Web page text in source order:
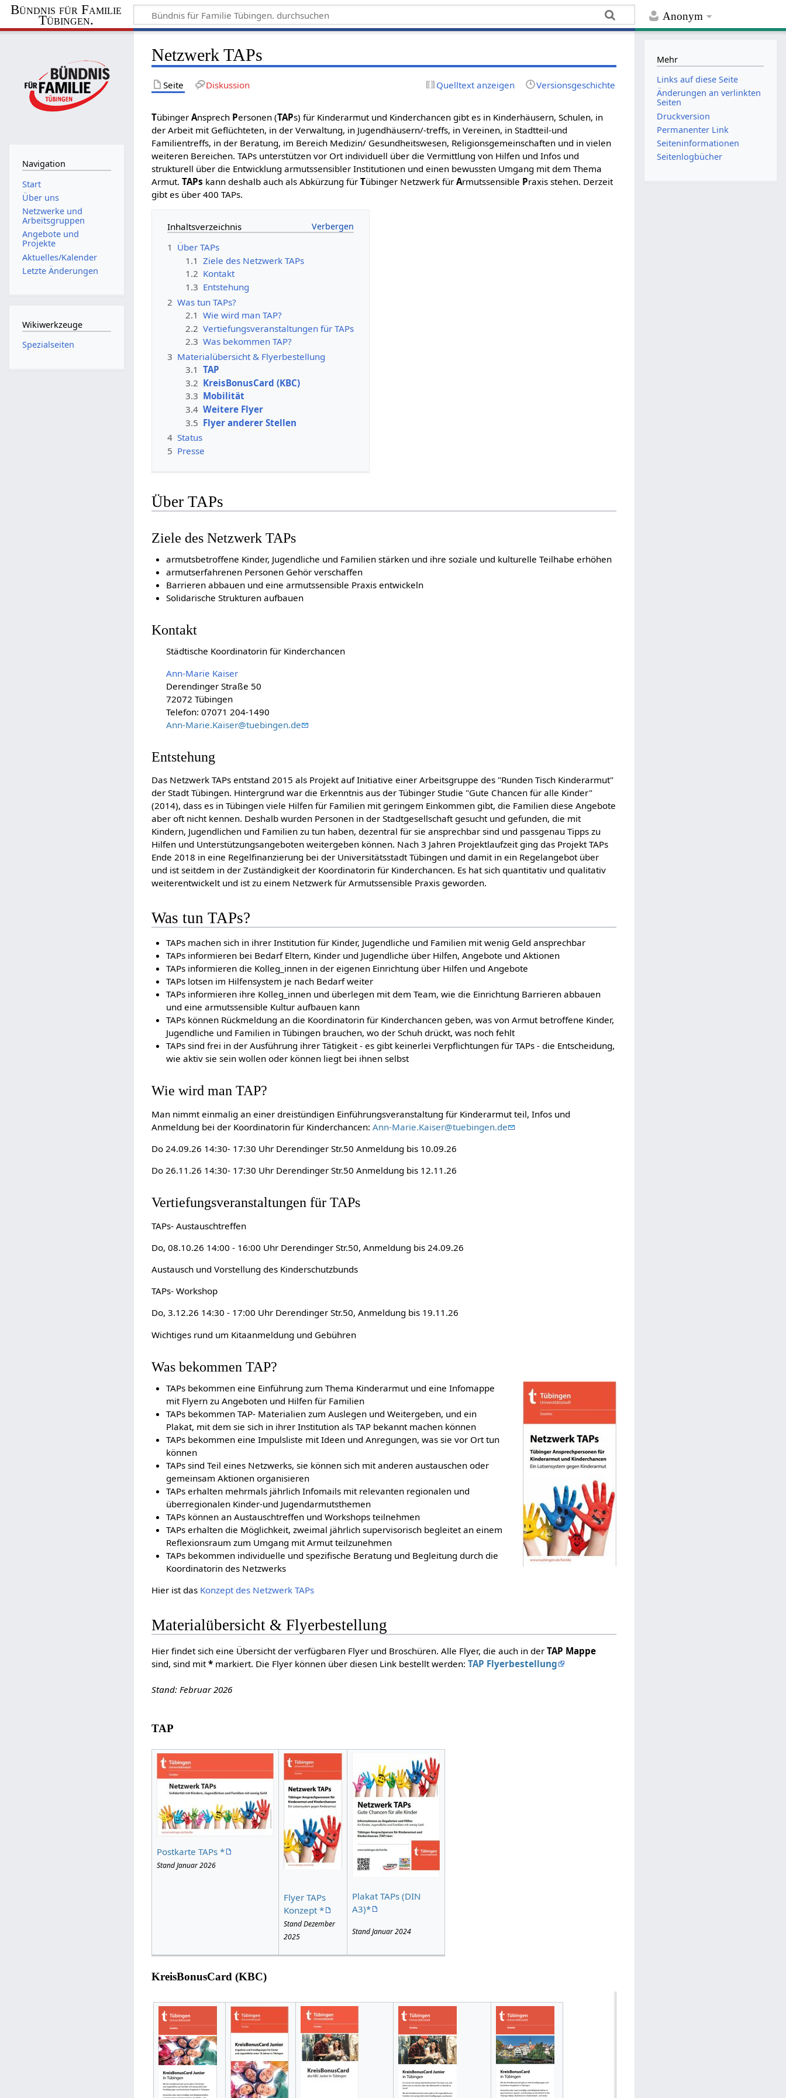
Anonym
Bündnis für Familie
Tübingen.
Netzwerk TAPs
Seite Diskussion Quelltext anzeigen Versionsgeschichte
TübingerAnsprech Personen (TAPs) für Kinderarmut und Kinderchancen gibt es in Kinderhäusern, Schulen, in
der Arbeit mit Geflüchteten, in der Verwaltung, in Jugendhäusern/-treffs, in Vereinen, in Stadtteil-und
Familientreffs, in der Beratung, im Bereich Medizin/ Gesundheitswesen, Religionsgemeinschaften und in vielen
weiteren Bereichen. TAPs unterstützen vor Ort individuell über die Vermittlung von Hilfen und Infos und
strukturell über die Entwicklung armutssensibler Institutionen und einen bewussten Umgang mit dem Thema
Armut.TAPs kann deshalb auch als Abkürzung fürTübinger Netzwerk fürArmutssensible Praxis stehen. Derzeit
gibt es über 400 TAPs.
Inhaltsverzeichnis
1 Über TAPs
1.1 Ziele des Netzwerk TAPs
1.2 Kontakt
1.3 Entstehung
2 Was tun TAPs?
2.1 Wie wird man TAP?
2.2 Vertiefungsveranstaltungen für TAPs
2.3 Was bekommen TAP?
3 Materialübersicht & Flyerbestellung
3.1 TAP
3.2 KreisBonusCard (KBC)
3.3 Mobilität
3.4 Weitere Flyer
3.5 Flyer anderer Stellen
4 Status
5 Presse
Über TAPs
Ziele des Netzwerk TAPs
armutsbetroffene Kinder, Jugendliche und Familien stärken und ihre soziale und kulturelle Teilhabe erhöhen
armutserfahrenen Personen Gehör verschaffen
Barrieren abbauen und eine armutssensible Praxis entwickeln
Solidarische Strukturen aufbauen
Kontakt
Städtische Koordinatorin für Kinderchancen
Ann-Marie Kaiser
Derendinger Straße 50
72072 Tübingen
Telefon: 07071 204-1490
Ann-Marie.Kaiser@tuebingen.de
Entstehung
Das Netzwerk TAPs entstand 2015 als Projekt auf Initiative einer Arbeitsgruppe des "Runden Tisch Kinderarmut"
der Stadt Tübingen. Hintergrund war die Erkenntnis aus der Tübinger Studie "Gute Chancen für alle Kinder"
(2014), dass es in Tübingen viele Hilfen für Familien mit geringem Einkommen gibt, die Familien diese Angebote
aber oft nicht kennen. Deshalb wurden Personen in der Stadtgesellschaft gesucht und gefunden, die mit
Kindern, Jugendlichen und Familien zu tun haben, dezentral für sie ansprechbar sind und passgenau Tipps zu
Hilfen und Unterstützungsangeboten weitergeben können. Nach 3 Jahren Projektlaufzeit ging das Projekt TAPs
Ende 2018 in eine Regelfinanzierung bei der Universitätsstadt Tübingen und damit in ein Regelangebot über
und ist seitdem in der Zuständigkeit der Koordinatorin für Kinderchancen. Es hat sich quantitativ und qualitativ
weiterentwickelt und ist zu einem Netzwerk für Armutssensible Praxis geworden.
Was tun TAPs?
TAPs machen sich in ihrer Institution für Kinder, Jugendliche und Familien mit wenig Geld ansprechbar
TAPs informieren bei Bedarf Eltern, Kinder und Jugendliche über Hilfen, Angebote und Aktionen
TAPs informieren die Kolleg_innen in der eigenen Einrichtung über Hilfen und Angebote
TAPs lotsen im Hilfensystem je nach Bedarf weiter
TAPs informieren ihre Kolleg_innen und überlegen mit dem Team, wie die Einrichtung Barrieren abbauen
und eine armutssensible Kultur aufbauen kann
TAPs können Rückmeldung an die Koordinatorin für Kinderchancen geben, was von Armut betroffene Kinder,
Jugendliche und Familien in Tübingen brauchen, wo der Schuh drückt, was noch fehlt
TAPs sind frei in der Ausführung ihrer Tätigkeit - es gibt keinerlei Verpflichtungen für TAPs - die Entscheidung,
wie aktiv sie sein wollen oder können liegt bei ihnen selbst
Wie wird man TAP?
Man nimmt einmalig an einer dreistündigen Einführungsveranstaltung für Kinderarmut teil, Infos und
Anmeldung bei der Koordinatorin für Kinderchancen:Ann-Marie.Kaiser@tuebingen.de
Do 24.09.26 14:30- 17:30 Uhr Derendinger Str.50 Anmeldung bis 10.09.26
Do 26.11.26 14:30- 17:30 Uhr Derendinger Str.50 Anmeldung bis 12.11.26
Vertiefungsveranstaltungen für TAPs
TAPs- Austauschtreffen
Do, 08.10.26 14:00 - 16:00 Uhr Derendinger Str.50, Anmeldung bis 24.09.26
Austausch und Vorstellung des Kinderschutzbunds
TAPs- Workshop
Do, 3.12.26 14:30 - 17:00 Uhr Derendinger Str.50, Anmeldung bis 19.11.26
Wichtiges rund um Kitaanmeldung und Gebühren
Was bekommen TAP?
TAPs bekommen eine Einführung zum Thema Kinderarmut und eine Infomappe
mit Flyern zu Angeboten und Hilfen für Familien
TAPs bekommen TAP- Materialien zum Auslegen und Weitergeben, und ein
Plakat, mit dem sie sich in ihrer Institution als TAP bekannt machen können
TAPs bekommen eine Impulsliste mit Ideen und Anregungen, was sie vor Ort tun
können
TAPs sind Teil eines Netzwerks, sie können sich mit anderen austauschen oder
gemeinsam Aktionen organisieren
TAPs erhalten mehrmals jährlich Infomails mit relevanten regionalen und
überregionalen Kinder-und Jugendarmutsthemen
TAPs können an Austauschtreffen und Workshops teilnehmen
TAPs erhalten die Möglichkeit, zweimal jährlich supervisorisch begleitet an einem
Reflexionsraum zum Umgang mit Armut teilzunehmen
TAPs bekommen individuelle und spezifische Beratung und Begleitung durch die
Koordinatorin des Netzwerks
Hier ist das Konzept des Netzwerk TAPs
Materialübersicht & Flyerbestellung
Hier findet sich eine Übersicht der verfügbaren Flyer und Broschüren. Alle Flyer, die auch in derTAP Mappe
sind, sind mit* markiert. Die Flyer können über diesen Link bestellt werden:TAP Flyerbestellung
Stand: Februar 2026
TAP
Postkarte TAPs *
Stand Januar 2026
Flyer TAPs
Konzept *
Stand Dezember
2025
Plakat TAPs (DIN
A3)*
Stand Januar 2024
KreisBonusCard (KBC)
Navigation
Start
Über uns
Netzwerke und
Arbeitsgruppen
Angebote und
Projekte
Aktuelles/Kalender
Letzte Änderungen
Wikiwerkzeuge
Spezialseiten
Mehr
Links auf diese Seite
Änderungen an verlinkten
Seiten
Druckversion
Permanenter Link
Seiten­­informationen
Seitenlogbücher